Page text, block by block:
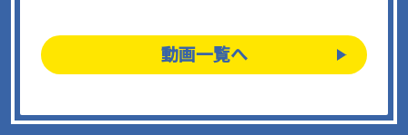
動画一覧へ